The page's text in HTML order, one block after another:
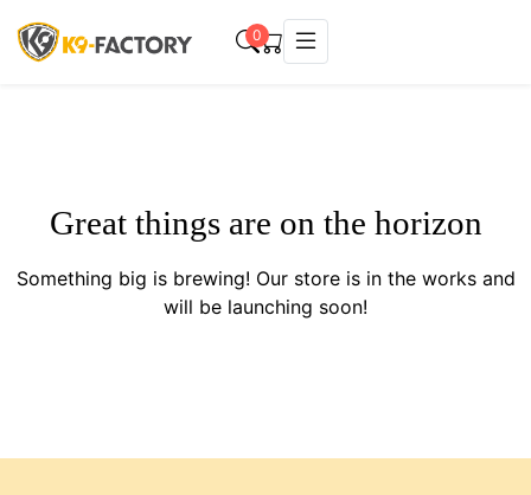
0
Great things are on the horizon
Something big is brewing! Our store is in the works and
will be launching soon!